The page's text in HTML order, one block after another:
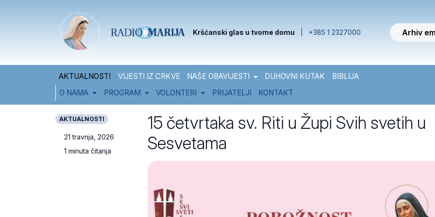
Kršćanski glas u tvome domu +385 1 2327000 Arhiv
AKTUALNOSTI VIJESTI IZ CRKVE NAŠE OBAVIJESTI DUHOVNI KUTAK
BIBLIJA
O NAMA
PROGRAM VOLONTERI PRIJATELJI KONTAKT
AKTUALNOSTI
21 travnja, 2026
1 minuta čitanja
15 četvrtaka sv. Riti u Župi Svih svetih u
Sesvetama